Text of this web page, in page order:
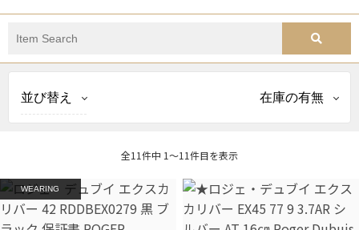
並び替え 在庫の有無
全11件中 1〜11件目を表示
WEARING